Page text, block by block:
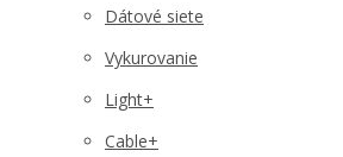
Dátové siete
Vykurovanie
Light+
Cable+